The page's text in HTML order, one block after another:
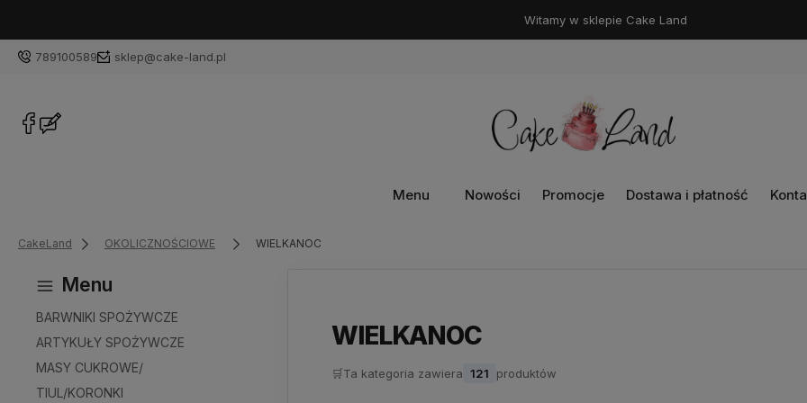
Witamy w sklepie Cake Land
789100589 sklep@cake-land.pl
Menu Nowości Promocje Dostawa i płatność
CakeLand OKOLICZNOŚCIOWE WIELKANOC
Menu
BARWNIKI SPOŻYWCZE
ARTYKUŁY SPOŻYWCZE
MASY CUKROWE/
TIUL/KORONKI
WIELKANOC
🛒Ta kategoria zawiera 121 produktów